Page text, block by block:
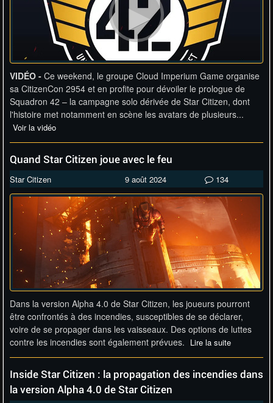
VIDÉO - Ce weekend, le groupe Cloud Imperium Game organise
sa CitizenCon 2954 et en profite pour dévoiler le prologue de
Squadron 42 – la campagne solo dérivée de Star Citizen, dont
l'histoire met notamment en scène les avatars de plusieurs...
Voir la vidéo
Quand Star Citizen joue avec le feu
Star Citizen 9 août 2024 134
Dans la version Alpha 4.0 de Star Citizen, les joueurs pourront
être confrontés à des incendies, susceptibles de se déclarer,
voire de se propager dans les vaisseaux. Des options de luttes
contre les incendies sont également prévues. Lire la suite
Inside Star Citizen : la propagation des incendies dans
la version Alpha 4.0 de Star Citizen